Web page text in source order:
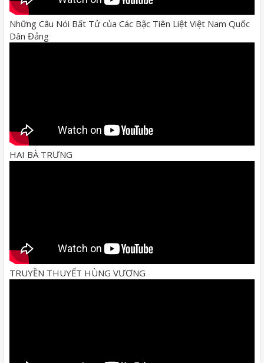
Những Câu Nói Bất Tử của Các Bậc Tiên Liệt Việt Nam Quốc
Dân Đảng
HAI BÀ TRƯNG
TRUYỀN THUYẾT HÙNG VƯƠNG